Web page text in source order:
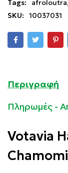
Tags: afroloutra,
SKU:
10037031
Περιγραφή
Πληρωμές -
Votavia